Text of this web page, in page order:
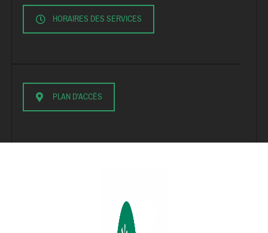
HORAIRES DES SERVICES
PLAN D'ACCÈS